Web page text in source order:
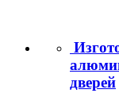
дверей